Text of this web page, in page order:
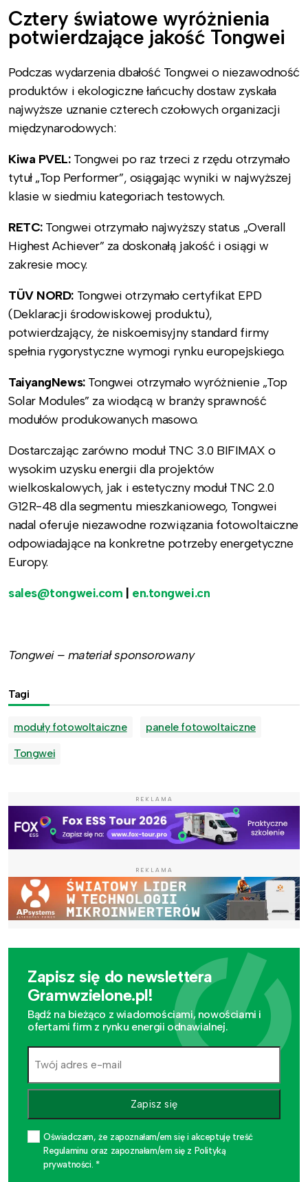
Cztery światowe wyróżnienia
potwierdzające jakość Tongwei
Podczas wydarzenia dbałość Tongwei o niezawodność
produktów i ekologiczne łańcuchy dostaw zyskała
najwyższe uznanie czterech czołowych organizacji
międzynarodowych:
Kiwa PVEL:Tongwei po raz trzeci z rzędu otrzymało
tytuł „Top Performer”, osiągając wyniki w najwyższej
klasie w siedmiu kategoriach testowych.
RETC:Tongwei otrzymało najwyższy status „Overall
Highest Achiever” za doskonałą jakość i osiągi w
zakresie mocy.
TÜV NORD:Tongwei otrzymało certyfikat EPD
(Deklaracji środowiskowej produktu),
potwierdzający, że niskoemisyjny standard firmy
spełnia rygorystyczne wymogi rynku europejskiego.
TaiyangNews:Tongwei otrzymało wyróżnienie „Top
Solar Modules” za wiodącą w branży sprawność
modułów produkowanych masowo.
Dostarczając zarówno moduł TNC 3.0 BIFIMAX o
wysokim uzysku energii dla projektów
wielkoskalowych, jak i estetyczny moduł TNC 2.0
G12R-48 dla segmentu mieszkaniowego, Tongwei
nadal oferuje niezawodne rozwiązania fotowoltaiczne
odpowiadające na konkretne potrzeby energetyczne
Europy.
sales@tongwei.com en.tongwei.cn
Tongwei – materiał sponsorowany
Tagi
moduły fotowoltaiczne panele fotowoltaiczne
Tongwei
REKLAMA
REKLAMA
Zapisz się do newslettera
Gramwzielone.pl!
Bądź na bieżąco z wiadomościami, nowościami i
ofertami firm z rynku energii odnawialnej.
Zapisz się
Oświadczam, że zapoznałam/em się i akceptuję treść
Regulaminu oraz zapoznałam/em się z Polityką
prywatności. *